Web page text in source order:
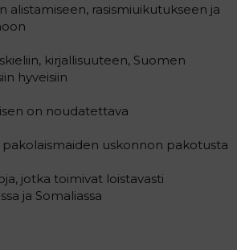
alistamiseen, rasismiuikutukseen ja
kirjallisuuteen, Suomen
hyveisiin
on noudatettava
pakolaismaiden uskonnon pakotusta
jotka toimivat loistavasti
ja Somaliassa